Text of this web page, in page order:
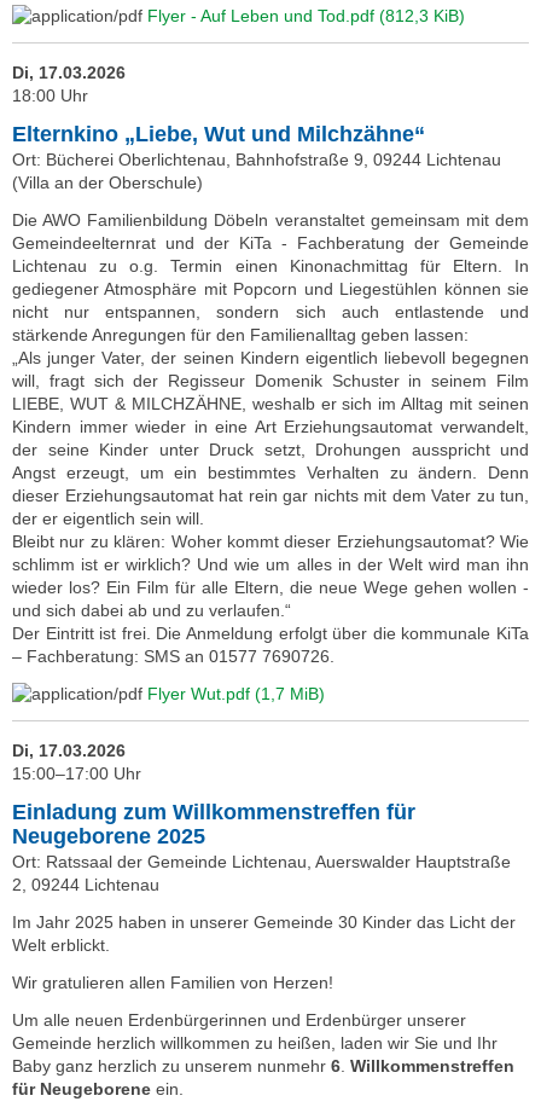
Flyer - Auf Leben und Tod.pdf (812,3 KiB)
Di, 17.03.2026
18:00 Uhr
Elternkino „Liebe, Wut und Milchzähne“
Ort: Bücherei Oberlichtenau, Bahnhofstraße 9, 09244 Lichtenau
(Villa an der Oberschule)
Die AWO Familienbildung Döbeln veranstaltet gemeinsam mit dem
Gemeindeelternrat und der KiTa - Fachberatung der Gemeinde
Lichtenau zu o.g. Termin einen Kinonachmittag für Eltern. In
gediegener Atmosphäre mit Popcorn und Liegestühlen können sie
nicht nur entspannen, sondern sich auch entlastende und
stärkende Anregungen für den Familienalltag geben lassen:
„Als junger Vater, der seinen Kindern eigentlich liebevoll begegnen
will, fragt sich der Regisseur Domenik Schuster in seinem Film
LIEBE, WUT & MILCHZÄHNE, weshalb er sich im Alltag mit seinen
Kindern immer wieder in eine Art Erziehungsautomat verwandelt,
der seine Kinder unter Druck setzt, Drohungen ausspricht und
Angst erzeugt, um ein bestimmtes Verhalten zu ändern. Denn
dieser Erziehungsautomat hat rein gar nichts mit dem Vater zu tun,
der er eigentlich sein will.
Bleibt nur zu klären: Woher kommt dieser Erziehungsautomat? Wie
schlimm ist er wirklich? Und wie um alles in der Welt wird man ihn
wieder los? Ein Film für alle Eltern, die neue Wege gehen wollen -
und sich dabei ab und zu verlaufen.“
Der Eintritt ist frei. Die Anmeldung erfolgt über die kommunale KiTa
– Fachberatung: SMS an 01577 7690726.
Flyer Wut.pdf (1,7 MiB)
Di, 17.03.2026
15:00–17:00 Uhr
Einladung zum Willkommenstreffen für
Neugeborene 2025
Ort: Ratssaal der Gemeinde Lichtenau, Auerswalder Hauptstraße
2, 09244 Lichtenau
Im Jahr 2025 haben in unserer Gemeinde 30 Kinder das Licht der
Welt erblickt.
Wir gratulieren allen Familien von Herzen!
Um alle neuen Erdenbürgerinnen und Erdenbürger unserer
Gemeinde herzlich willkommen zu heißen, laden wir Sie und Ihr
Baby ganz herzlich zu unserem nunmehr 6 Willkommenstreffen
für Neugeborene ein.